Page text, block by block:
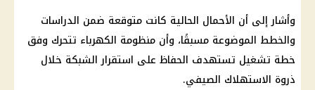
وأشار إلى أن الأحمال الحالية كانت متوقعة ضمن الدراسات
والخطط الموضوعة مسبقًا، وأن منظومة الكهرباء تتحرك وفق
خطة تشغيل تستهدف الحفاظ على استقرار الشبكة خلال
ذروة الاستهلاك الصيفي.